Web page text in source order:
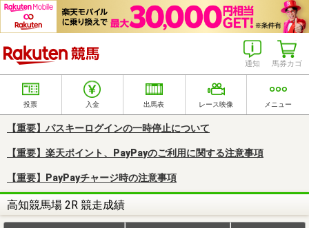
馬券カゴ
通知
投票 入金 出馬表 レース映像 メニュー
【重要】パスキーログインの一時停止について
【重要】楽天ポイント、PayPayのご利用に関する注意事項
【重要】PayPayチャージ時の注意事項
高知競馬場 2R 競走成績